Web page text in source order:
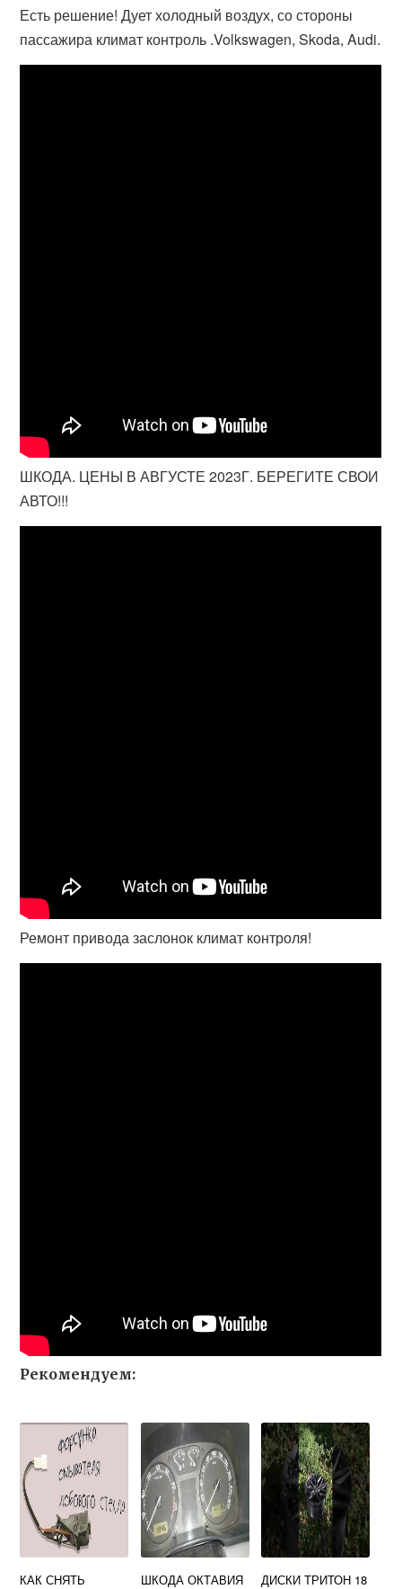
Есть решение! Дует холодный воздух, со стороны
пассажира климат контроль .Volkswagen, Skoda, Audi.
ШКОДА. ЦЕНЫ В АВГУСТЕ 2023Г. БЕРЕГИТЕ СВОИ
АВТО!!!
Ремонт привода заслонок климат контроля!
Рекомендуем:
КАК СНЯТЬ
ШКОДА ОКТАВИЯ
ДИСКИ ТРИТОН 18